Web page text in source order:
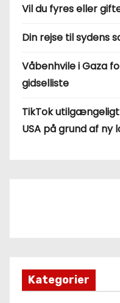
Vil du fyres eller
Din rejse til sydens
Våbenhvile i Gaza
gidselliste
TikTok
USA på grund af ny
Kategorier